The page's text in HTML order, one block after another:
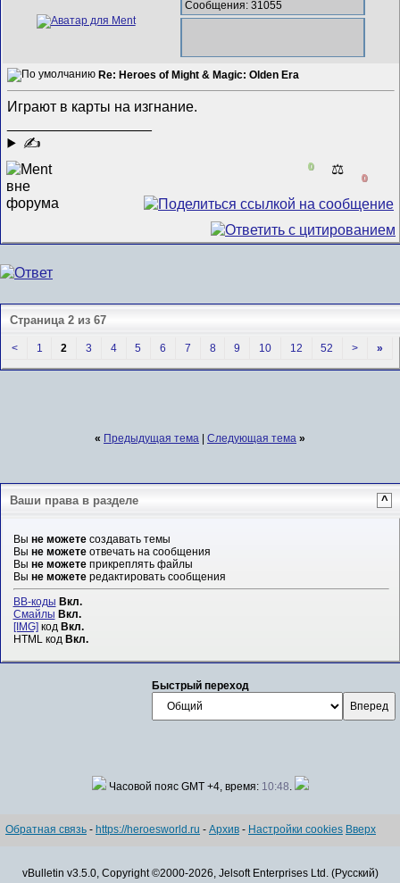
Сообщения: 31055
Re: Heroes of Might & Magic: Olden Era
Играют в карты на изгнание.
✍
0 ⚖️
0
Страница 2 из 67
< 1 2 3 4 5 6 7 8 9 10 12 52 > »
« Предыдущая тема | Следующая тема »
Ваши права в разделе ^
Вы не можетесоздавать темы
Вы не можетеотвечать на сообщения
Вы не можетеприкреплять файлы
Вы не можетередактировать сообщения
BB-коды Вкл.
Смайлы Вкл.
[IMG] код Вкл.
HTML код Вкл.
Быстрый переход
Часовой пояс GMT +4, время: 10:48
Обратная связь - https://heroesworld.ru - Архив - Настройки cookies Вверх
vBulletin v3.5.0, Copyright ©2000-2026, Jelsoft Enterprises Ltd. (Русский)